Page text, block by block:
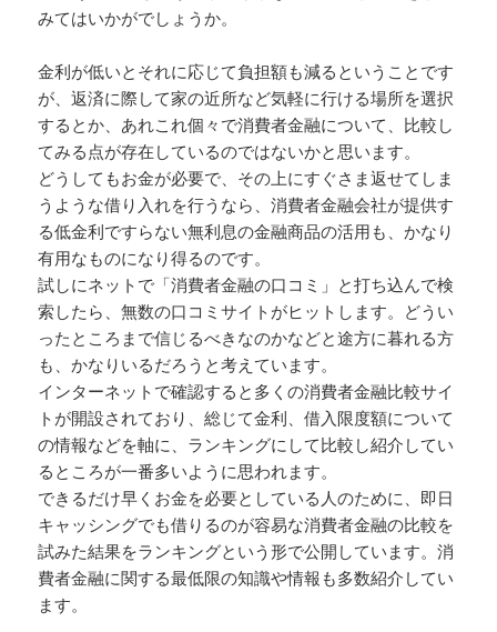
みてはいかがでしょうか。
金利が低いとそれに応じて負担額も減るということです
が、返済に際して家の近所など気軽に行ける場所を選択
するとか、あれこれ個々で消費者金融について、比較し
てみる点が存在しているのではないかと思います。
どうしてもお金が必要で、その上にすぐさま返せてしま
うような借り入れを行うなら、消費者金融会社が提供す
る低金利ですらない無利息の金融商品の活用も、かなり
有用なものになり得るのです。
試しにネットで「消費者金融の口コミ」と打ち込んで検
索したら、無数の口コミサイトがヒットします。どうい
ったところまで信じるべきなのかなどと途方に暮れる方
も、かなりいるだろうと考えています。
インターネットで確認すると多くの消費者金融比較サイ
トが開設されており、総じて金利、借入限度額について
の情報などを軸に、ランキングにして比較し紹介してい
るところが一番多いように思われます。
できるだけ早くお金を必要としている人のために、即日
キャッシングでも借りるのが容易な消費者金融の比較を
試みた結果をランキングという形で公開しています。消
費者金融に関する最低限の知識や情報も多数紹介してい
ます。